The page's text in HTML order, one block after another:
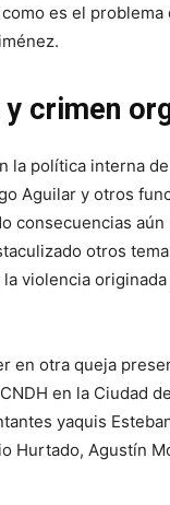
es el problema
crimen
la política interna
Aguilar y otros
consecuencias aún
otros
violencia
en otra queja
en la Ciudad
yaquis
Hurtado, Agustín